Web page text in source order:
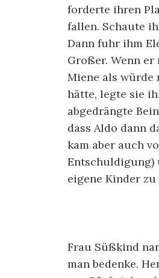
forderte ihren
fallen. Schaute
Dann fuhr ihm
Großer. Wenn
Miene als würde
hätte, legte sie
abgedrängte
dass Aldo dann
kam aber auch
Entschuldigung)
eigene Kinder zu
Frau Süßkind
man bedenke.